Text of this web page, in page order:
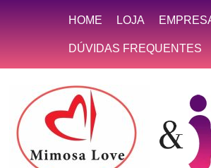
HOME LOJA
DÚVIDAS FREQUENTES